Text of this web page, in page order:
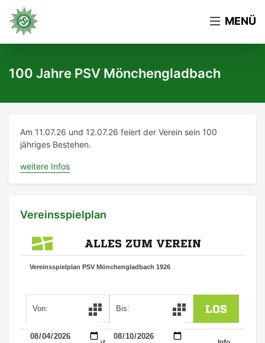
MENÜ
100 Jahre PSV Mönchengladbach
Am 11.07.26 und 12.07.26 feiert der Verein sein 100
jähriges Bestehen.
weitere Infos
Vereinsspielplan